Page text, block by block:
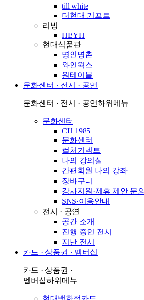
till white
더현대 기프트
리빙
HBYH
현대식품관
명인명촌
와인웍스
원테이블
문화센터 · 전시 · 공연
문화센터 · 전시 · 공연하위메뉴
문화센터
CH 1985
문화센터
컬처커넥트
나의 강의실
간편회원 나의 강좌
장바구니
강사지원·제휴 제안 문의
SNS·이용안내
전시 · 공연
공간 소개
진행 중인 전시
지난 전시
카드 · 상품권 · 멤버십
카드 · 상품권 ·
멤버십하위메뉴
현대백화점카드